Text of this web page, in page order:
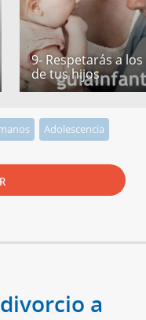
9- Respetarás a
de tus hijos
Adolescencia
a